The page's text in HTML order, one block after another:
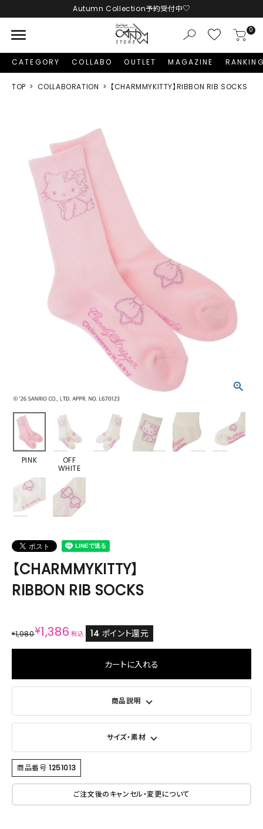
Autumn Collection予約受付中♡
LINE友だち追加 + ID連携で1,000円OFFクーポンプレゼント
新規会員登録で1,000円分のポイントプレゼント！
menu 0
CATEGORY COLLABO OUTLET MAGAZINE
TOP COLLABORATION 【CHARMMYKITTY】RIBBON RIB SOCKS
PINK
OFF
WHITE
【CHARMMYKITTY】
RIBBON RIB SOCKS
¥1,980¥1,386 税込 14 ポイント還元
カートに入れる
商品説明
サイズ・素材
商品番号 1251013
ご注文後のキャンセル・変更について